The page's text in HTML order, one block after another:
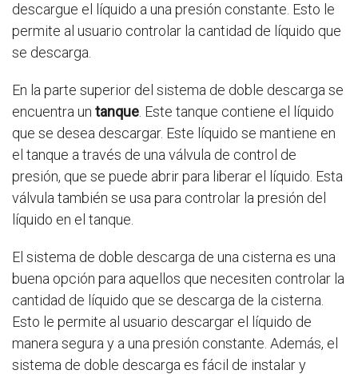
descargue el líquido a una presión constante. Esto le
permite al usuario controlar la cantidad de líquido que
se descarga.
En la parte superior del sistema de doble descarga se
encuentra un tanque . Este tanque contiene el líquido
que se desea descargar. Este líquido se mantiene en
el tanque a través de una válvula de control de
presión, que se puede abrir para liberar el líquido. Esta
válvula también se usa para controlar la presión del
líquido en el tanque.
El sistema de doble descarga de una cisterna es una
buena opción para aquellos que necesiten controlar la
cantidad de líquido que se descarga de la cisterna.
Esto le permite al usuario descargar el líquido de
manera segura y a una presión constante. Además, el
sistema de doble descarga es fácil de instalar y